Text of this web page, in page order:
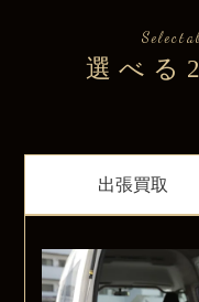
選べる
出張買取